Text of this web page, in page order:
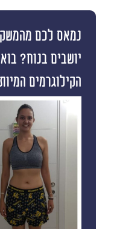
נמאס לכם
יושבים בנוח?
הקילוגרמים